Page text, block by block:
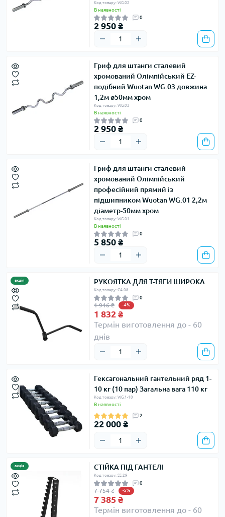
Код товару: WG.02
В наявності
0
2 950 ₴
Гриф для штанги сталевий
хромований Олімпійський EZ-
подібний Wuotan WG.03 довжина
1,2м ø50мм хром
Код товару: WG.03
В наявності
0
2 950 ₴
Гриф для штанги сталевий
хромований Олімпійський
професійний прямий із
підшипником Wuotan WG.01 2,2м
діаметр-50мм хром
Код товару: WG.01
В наявності
0
5 850 ₴
акція РУКОЯТКА ДЛЯ Т-ТЯГИ ШИРОКА
Код товару: CA.08
0
1 916 ₴ -4%
1 832 ₴
Термін виготовлення до - 60
днів
Гексагональний гантельний ряд 1-
10 кг (10 пар) Загальна вага 110 кг
Код товару: WG.1-10
В наявності
2
22 000 ₴
акція СТІЙКА ПІД ГАНТЕЛІ
Код товару: SS.29
0
7 754 ₴ -5%
7 385 ₴
Термін виготовлення до - 60